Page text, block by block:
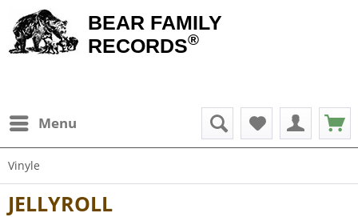
BEAR FAMILY
RECORDS®
Menu
Vinyle
JELLYROLL